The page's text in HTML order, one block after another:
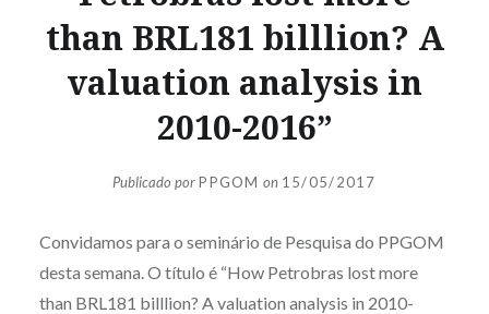
than BRL181 billlion? A
valuation analysis in
2010-2016”
Publicado porPPGOM on 15/05/2017
Convidamos para o seminário de Pesquisa do PPGOM
desta semana. O título é “How Petrobras lost more
than BRL181 billlion? A valuation analysis in 2010-